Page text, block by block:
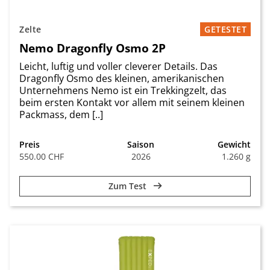
Zelte GETESTET
Nemo Dragonfly Osmo 2P
Leicht, luftig und voller cleverer Details. Das
Dragonfly Osmo des kleinen, amerikanischen
Unternehmens Nemo ist ein Trekkingzelt, das
beim ersten Kontakt vor allem mit seinem kleinen
Packmass, dem [..]
Preis
550.00 CHF
Saison
2026
Gewicht
1.260 g
Zum Test